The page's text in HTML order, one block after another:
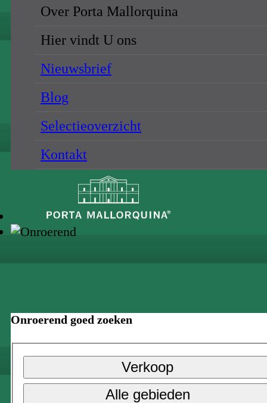
Over Porta Mallorquina
Hier vindt U ons
Nieuwsbrief
Blog
Selectieoverzicht
Kontakt
Onroerend goed zoeken
Verkoop
Alle gebieden